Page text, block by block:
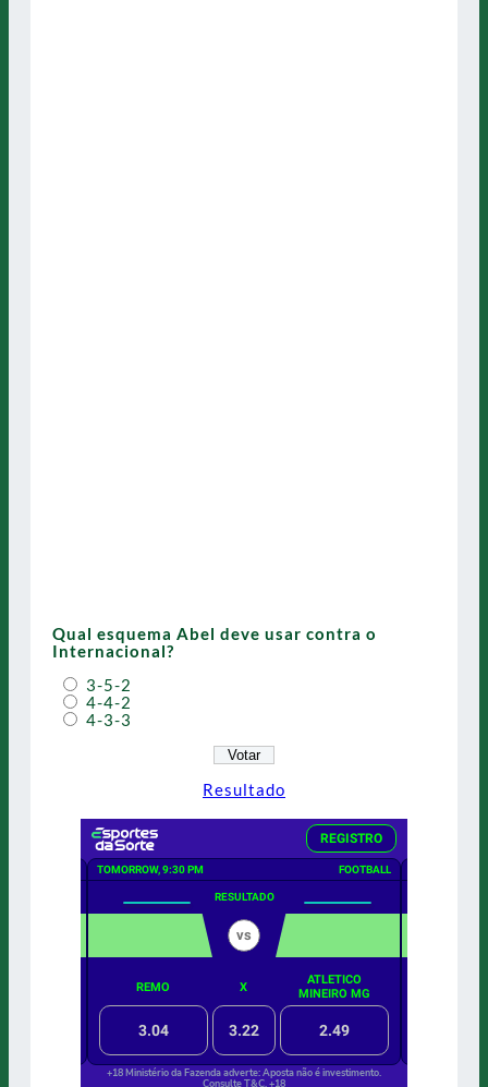
Qual esquema Abel deve usar contra o
Internacional?
3-5-2
4-4-2
4-3-3
Resultado